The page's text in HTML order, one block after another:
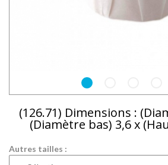
(126.71) Dimensions :
(Diamètre bas) 3,6 x
Autres tailles :